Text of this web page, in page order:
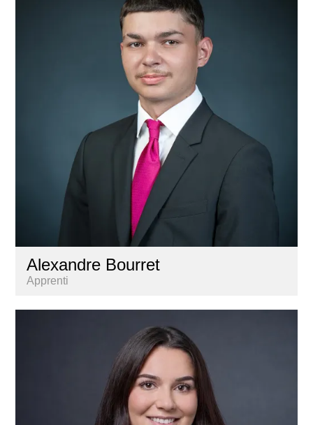
Alexandre Bourret
Apprenti